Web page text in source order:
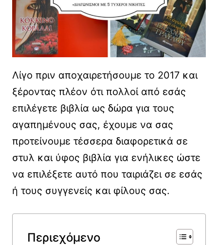
Λίγο πριν αποχαιρετήσουμε το 2017 και
ξέροντας πλέον ότι πολλοί από εσάς
επιλέγετε βιβλία ως δώρα για τους
αγαπημένους σας, έχουμε να σας
προτείνουμε τέσσερα διαφορετικά σε
στυλ και ύφος βιβλία για ενήλικες ώστε
να επιλέξετε αυτό που ταιριάζει σε εσάς
ή τους συγγενείς και φίλους σας.
Περιεχόμενο